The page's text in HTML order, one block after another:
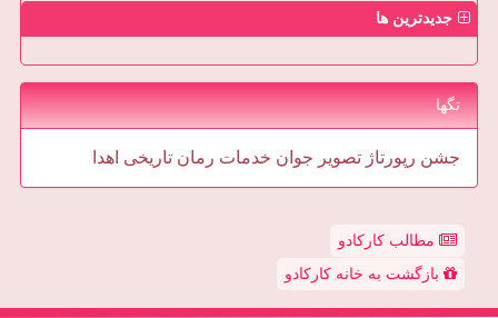
جدیدترین ها
تگها
جشن رپورتاژ تصویر جوان خدمات رمان تاریخی اهدا
مطالب کارکادو
بازگشت به خانه کارکادو